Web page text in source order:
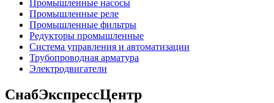
Промышленные насосы
Промышленные реле
Промышленные фильтры
Редукторы промышленные
Система управления и автоматизации
Трубопроводная арматура
Электродвигатели
СнабЭкспрессЦентр